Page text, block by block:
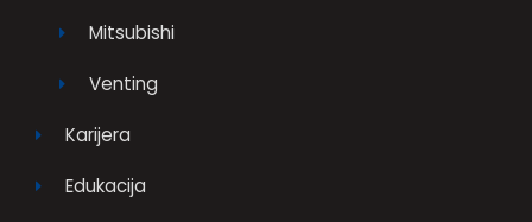
Mitsubishi
Venting
Karijera
Edukacija